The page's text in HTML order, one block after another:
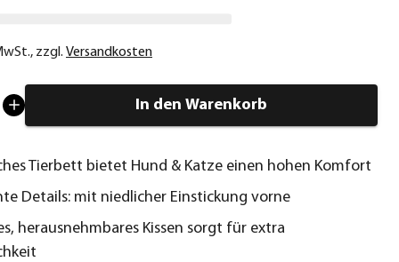
, zzgl. Versandkosten
In den Warenkorb
Tierbett bietet Hund & Katze einen hohen Komfort
Details: mit niedlicher Einstickung vorne
herausnehmbares Kissen sorgt für extra